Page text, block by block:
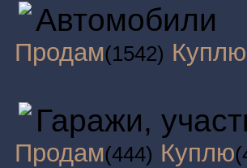
Автомобили
Продам(1542) Куплю
Гаражи,
Продам(444) Куплю